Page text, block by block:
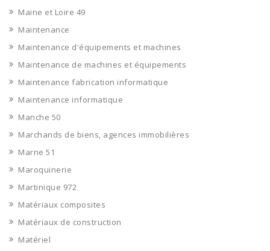
Maine et Loire 49
Maintenance
Maintenance d'équipements et machines
Maintenance de machines et équipements
Maintenance fabrication informatique
Maintenance informatique
Manche 50
Marchands de biens, agences immobilières
Marne 51
Maroquinerie
Martinique 972
Matériaux composites
Matériaux de construction
Matériel